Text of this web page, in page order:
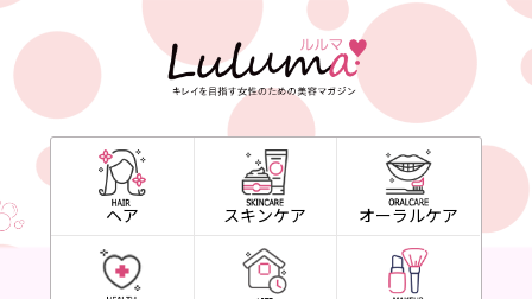
ヘア スキンケア オーラルケア